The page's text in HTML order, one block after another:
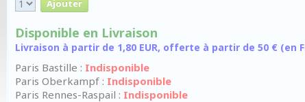
Disponible en Livraison
Livraison à partir de 1,80 EUR, offerte à partir de 50 € (en
Paris Bastille : Indisponible
Paris Oberkampf : Indisponible
Paris Rennes-Raspail : Indisponible